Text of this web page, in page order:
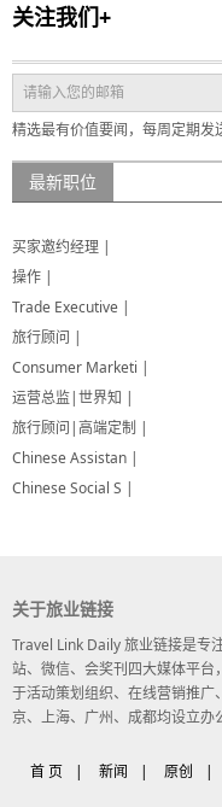
关注我们+
精选最有价值要闻，每周定期发
最新职位
买家邀约经理 |
操作 |
Trade Executive |
旅行顾问 |
Consumer Marketi |
运营总监|世界知 |
旅行顾问|高端定制 |
Chinese Assistan |
Chinese Social S |
关于旅业链接
Travel Link Daily 旅业链接是专
站、微信、会奖刊四大媒体平
于活动策划组织、在线营销推
京、上海、广州、成都均设立办
首 页 新闻 原创